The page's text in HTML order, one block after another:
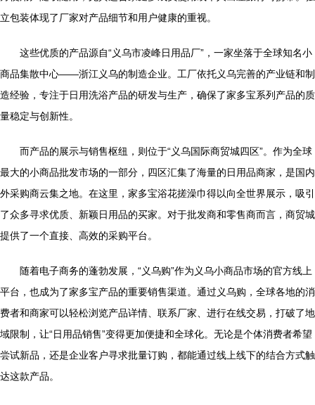
立包装体现了厂家对产品细节和用户健康的重视。
这些优质的产品源自“义乌市凌峰日用品厂”，一家坐落于全球知名小
商品集散中心——浙江义乌的制造企业。工厂依托义乌完善的产业链和制
造经验，专注于日用洗浴产品的研发与生产，确保了家多宝系列产品的质
量稳定与创新性。
而产品的展示与销售枢纽，则位于“义乌国际商贸城四区”。作为全球
最大的小商品批发市场的一部分，四区汇集了海量的日用品商家，是国内
外采购商云集之地。在这里，家多宝浴花搓澡巾得以向全世界展示，吸引
了众多寻求优质、新颖日用品的买家。对于批发商和零售商而言，商贸城
提供了一个直接、高效的采购平台。
随着电子商务的蓬勃发展，“义乌购”作为义乌小商品市场的官方线上
平台，也成为了家多宝产品的重要销售渠道。通过义乌购，全球各地的消
费者和商家可以轻松浏览产品详情、联系厂家、进行在线交易，打破了地
域限制，让“日用品销售”变得更加便捷和全球化。无论是个体消费者希望
尝试新品，还是企业客户寻求批量订购，都能通过线上线下的结合方式触
达这款产品。